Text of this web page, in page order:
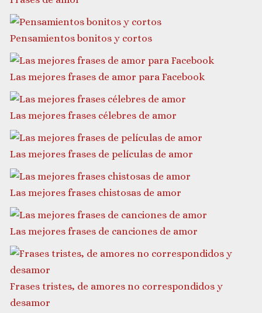
Pensamientos bonitos y cortos
Las mejores frases de amor para Facebook
Las mejores frases célebres de amor
Las mejores frases de películas de amor
Las mejores frases chistosas de amor
Las mejores frases de canciones de amor
Frases tristes, de amores no correspondidos y
desamor